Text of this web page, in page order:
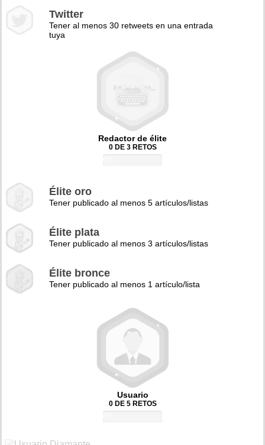
Twitter
Tener al menos 30 retweets en una entrada
tuya
Redactor de élite
0 DE 3 RETOS
Élite oro
Tener publicado al menos 5 artículos/listas
Élite plata
Tener publicado al menos 3 artículos/listas
Élite bronce
Tener publicado al menos 1 artículo/lista
Usuario
0 DE 5 RETOS